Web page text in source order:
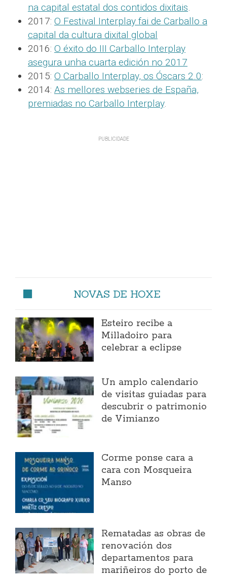
na capital estatal dos contidos dixitais.
2017: O Festival Interplay fai de Carballo a
capital da cultura dixital global
2016: O éxito do III Carballo Interplay
asegura unha cuarta edición no 2017
2015: O Carballo Interplay, os Óscars 2.0:
2014: As mellores webseries de España,
premiadas no Carballo Interplay.
NOVAS DE HOXE
Esteiro recibe a
Milladoiro para
celebrar a eclipse
Un amplo calendario
de visitas guiadas para
descubrir o patrimonio
de Vimianzo
Corme ponse cara a
cara con Mosqueira
Manso
Rematadas as obras de
renovación dos
departamentos para
mariñeiros do porto de